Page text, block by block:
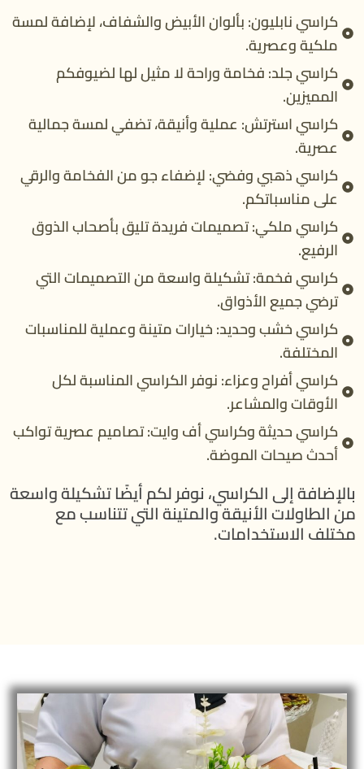
كراسي نابليون: بألوان الأبيض والشفاف، لإضافة لمسة
ملكية وعصرية.
كراسي جلد: فخامة وراحة لا مثيل لها لضيوفكم
المميزين.
كراسي استرتش: عملية وأنيقة، تضفي لمسة جمالية
عصرية.
كراسي ذهبي وفضي: لإضفاء جو من الفخامة والرقي
على مناسباتكم.
كراسي ملكي: تصميمات فريدة تليق بأصحاب الذوق
الرفيع.
كراسي فخمة: تشكيلة واسعة من التصميمات التي
ترضي جميع الأذواق.
كراسي خشب وحديد: خيارات متينة وعملية للمناسبات
المختلفة.
كراسي أفراح وعزاء: نوفر الكراسي المناسبة لكل
الأوقات والمشاعر.
كراسي حديثة وكراسي أف وايت: تصاميم عصرية تواكب
أحدث صيحات الموضة.
بالإضافة إلى الكراسي، نوفر لكم أيضًا تشكيلة واسعة
من الطاولات الأنيقة والمتينة التي تتناسب مع
مختلف الاستخدامات.